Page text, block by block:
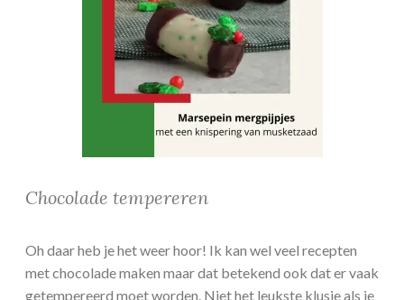
Chocolade tempereren
Oh daar heb je het weer hoor! Ik kan wel veel recepten
met chocolade maken maar dat betekend ook dat er vaak
getempereerd moet worden. Niet het leukste klusje als je